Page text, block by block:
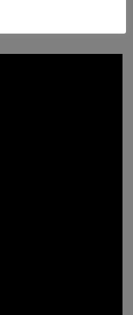
respectiva, tinand